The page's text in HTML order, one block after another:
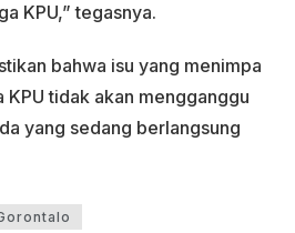
KPU,” tegasnya.
bahwa isu yang menimpa
KPU tidak akan mengganggu
yang sedang berlangsung